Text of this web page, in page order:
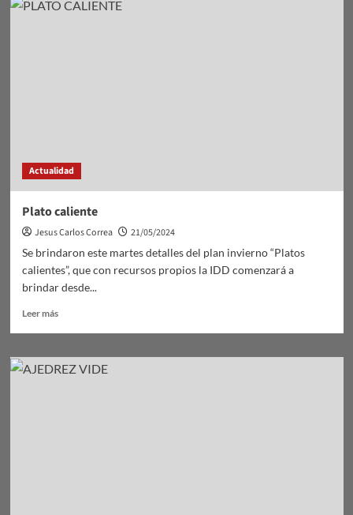
inglés
viajó
a
la
hija
Actualidad
Plato caliente
Jesus Carlos Correa
21/05/2024
Se brindaron este martes detalles del plan invierno “Platos
calientes”, que con recursos propios la IDD comenzará a
brindar desde...
Leer másLeer
Plato
caliente